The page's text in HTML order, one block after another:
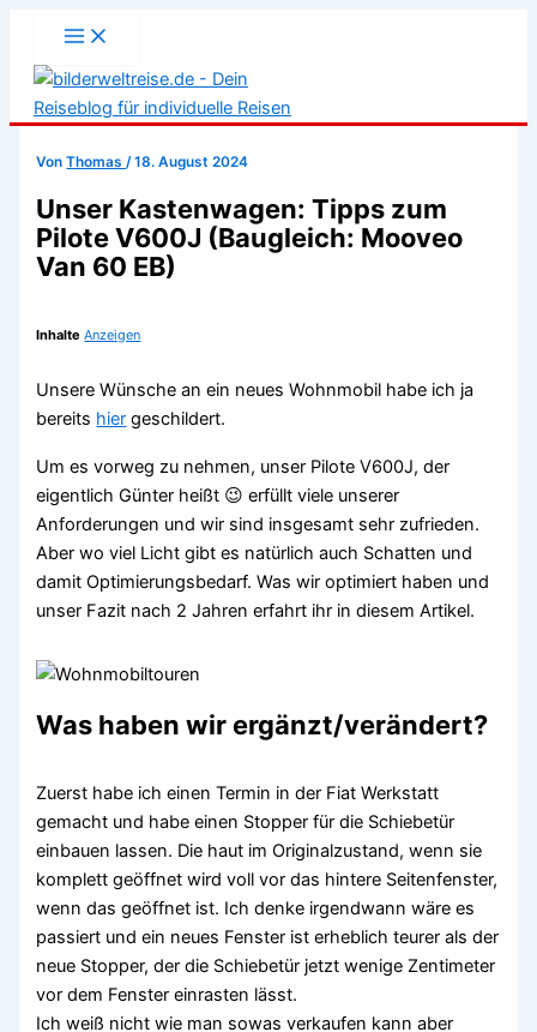
springen
VonThomas/18. August 2024
Unser Kastenwagen: Tipps zum
Pilote V600J (Baugleich: Mooveo
Van 60 EB)
Inhalte Anzeigen
Unsere Wünsche an ein neues Wohnmobil habe ich ja
bereits hier geschildert.
Um es vorweg zu nehmen, unser Pilote V600J, der
eigentlich Günter heißt 😉 erfüllt viele unserer
Anforderungen und wir sind insgesamt sehr zufrieden.
Aber wo viel Licht gibt es natürlich auch Schatten und
damit Optimierungsbedarf. Was wir optimiert haben und
unser Fazit nach 2 Jahren erfahrt ihr in diesem Artikel.
Was haben wir ergänzt/verändert?
Zuerst habe ich einen Termin in der Fiat Werkstatt
gemacht und habe einen Stopper für die Schiebetür
einbauen lassen. Die haut im Originalzustand, wenn sie
komplett geöffnet wird voll vor das hintere Seitenfenster,
wenn das geöffnet ist. Ich denke irgendwann wäre es
passiert und ein neues Fenster ist erheblich teurer als der
neue Stopper, der die Schiebetür jetzt wenige Zentimeter
vor dem Fenster einrasten lässt.
Ich weiß nicht wie man sowas verkaufen kann aber